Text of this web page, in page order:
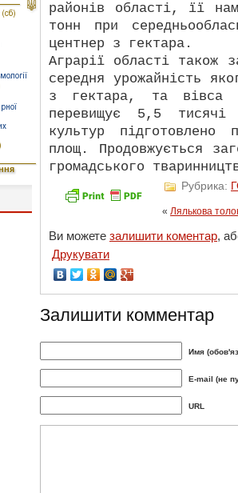
районів області, її
тонн при
центнер з гектара.
Аграрії області також
середня урожайність
з гектара, та вівса
перевищує 5,5
культур підготовлено
площ. Продовжується
громадського
Рубрика:
« Лялькова
Ви можете залишити коментар,
Друкувати
Залишити комментар
Имя
E-mail (не
URL